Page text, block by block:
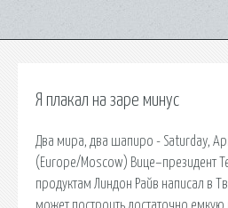
Я плакал на заре минус
Два мира, два шапиро - Saturday,
(Europe/Moscow) Вице–президент
продуктам Линдон Райв написал в
может построить достаточно